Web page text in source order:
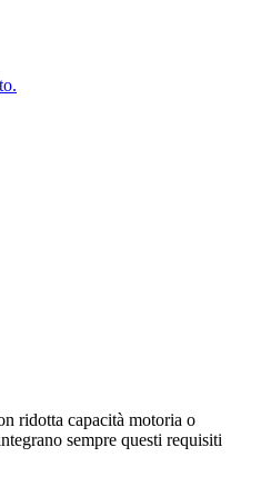
ridotta capacità motoria o
sempre questi requisiti